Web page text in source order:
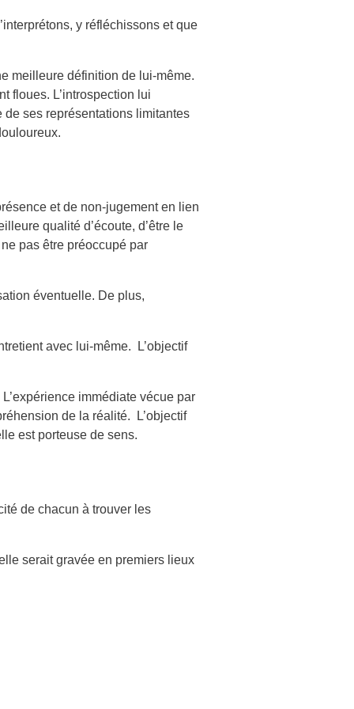
y réfléchissons et que
meilleure définition de lui-même.
floues. L’introspection lui
ses représentations limitantes
et de non-jugement en lien
qualité d’écoute, d’être le
pas être préoccupé par
éventuelle. De plus,
avec lui-même. L’objectif
immédiate vécue par
de la réalité. L’objectif
est porteuse de sens.
de chacun à trouver les
serait gravée en premiers lieux